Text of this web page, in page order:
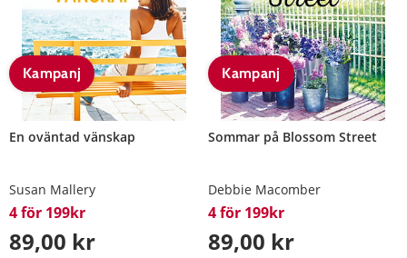
Kampanj
En oväntad vänskap
Susan Mallery
4 för 199kr
89,00 kr
Kampanj
Sommar på Blossom Street
Debbie Macomber
4 för 199kr
89,00 kr